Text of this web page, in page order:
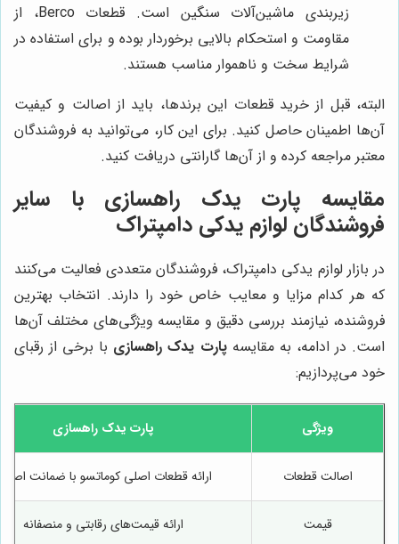
زیربندی ماشین‌آلات سنگین است. قطعات Berco، از
مقاومت و استحکام بالایی برخوردار بوده و برای استفاده در
شرایط سخت و ناهموار مناسب هستند.
البته، قبل از خرید قطعات این برندها، باید از اصالت و کیفیت
آن‌ها اطمینان حاصل کنید. برای این کار، می‌توانید به فروشندگان
معتبر مراجعه کرده و از آن‌ها گارانتی دریافت کنید.
مقایسه پارت یدک راهسازی با سایر
فروشندگان لوازم یدکی دامپتراک
در بازار لوازم یدکی دامپتراک، فروشندگان متعددی فعالیت می‌کنند
که هر کدام مزایا و معایب خاص خود را دارند. انتخاب بهترین
فروشنده، نیازمند بررسی دقیق و مقایسه ویژگی‌های مختلف آن‌ها
است. در ادامه، به مقایسهپارت یدک راهسازی با برخی از رقبای
خود می‌پردازیم:
ویژگی پارت یدک راهسازی
اصالت قطعات ارائه قطعات اصلی کوماتسو با ضمانت
قیمت ارائه قیمت‌های رقابتی و منصفانه